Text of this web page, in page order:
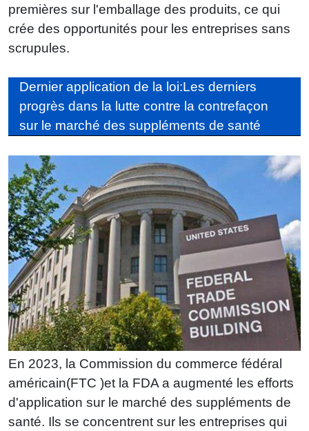
premières sur l'emballage des produits, ce qui
crée des opportunités pour les entreprises sans
scrupules.
Dernier application de la loi:Les derniers
progrès dans la lutte contre la contrefaçon
sur le marché des suppléments de santé
En 2023, la Commission du commerce fédéral
américain(FTC )et la FDA a augmenté les efforts
d'application sur le marché des suppléments de
santé. Ils se concentrent sur les entreprises qui